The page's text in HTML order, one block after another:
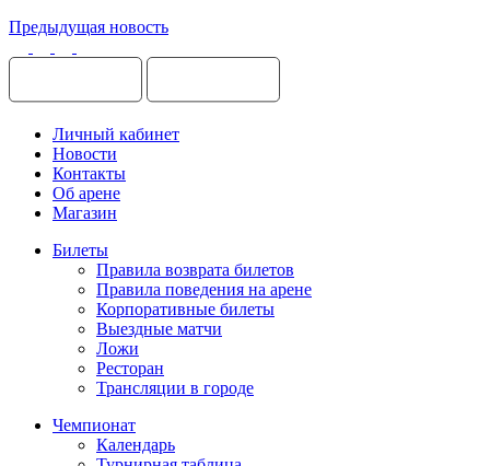
Предыдущая новость
Личный кабинет
Новости
Контакты
Об арене
Магазин
Билеты
Правила возврата билетов
Правила поведения на арене
Корпоративные билеты
Выездные матчи
Ложи
Ресторан
Трансляции в городе
Чемпионат
Календарь